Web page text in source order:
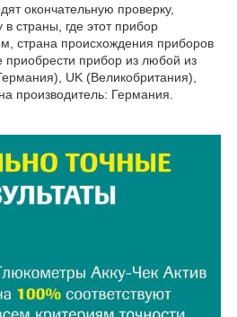
окончательную проверку,
страны, где этот прибор
страна происхождения приборов
прибор из любой из
UK (Великобритания),
производитель: Германия.